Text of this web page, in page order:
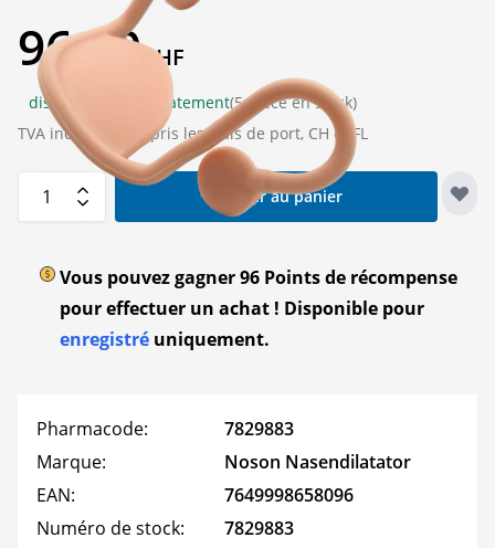
96,00 CHF
disponible immédiatement(5 pièce en stock)
TVA incluse
y compris les frais de port, CH et FL
Quantité
Ajouter au panier
Vous pouvez gagner96 Points de récompense
pour effectuer un achat ! Disponible pour
enregistré uniquement.
Pharmacode:
7829883
Marque:
Noson Nasendilatator
EAN:
7649998658096
Numéro de stock:
7829883